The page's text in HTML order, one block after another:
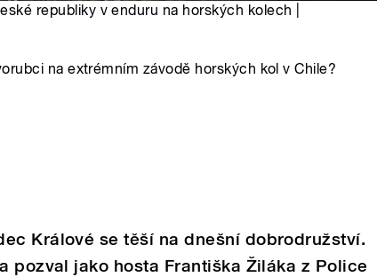
republiky v enduru na horských kolech |
na extrémním závodě horských kol v Chile?
Králové se těší na dnešní dobrodružství.
pozval jako hosta Františka Žiláka z Police